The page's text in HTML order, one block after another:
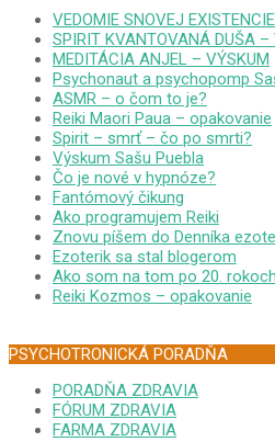
VEDOMIE SNOVEJ EXISTENCIE
SPIRIT KVANTOVANÁ DUŠA –
MEDITÁCIA ANJEL – VÝSKUM
Psychonaut a psychopomp
ASMR – o čom to je?
Reiki Maori Paua – opakovanie
Spirit – smrť – čo po smrti?
Výskum Sašu Puebla
Čo je nové v hypnóze?
Fantómový čikung
Ako programujem Reiki
Znovu píšem do Denníka
Ezoterik sa stal blogerom
Ako som na tom po 20.
Reiki Kozmos – opakovanie
PSYCHOTRONICKÁ PORADŇA
PORADŇA ZDRAVIA
FÓRUM ZDRAVIA
FARMA ZDRAVIA